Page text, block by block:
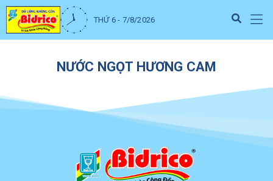
THỨ 6 - 7/8/2026
NƯỚC NGỌT HƯƠNG CAM